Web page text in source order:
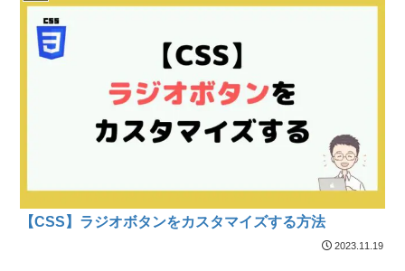
【CSS】ラジオボタンをカスタマイズする方法
2023.11.19